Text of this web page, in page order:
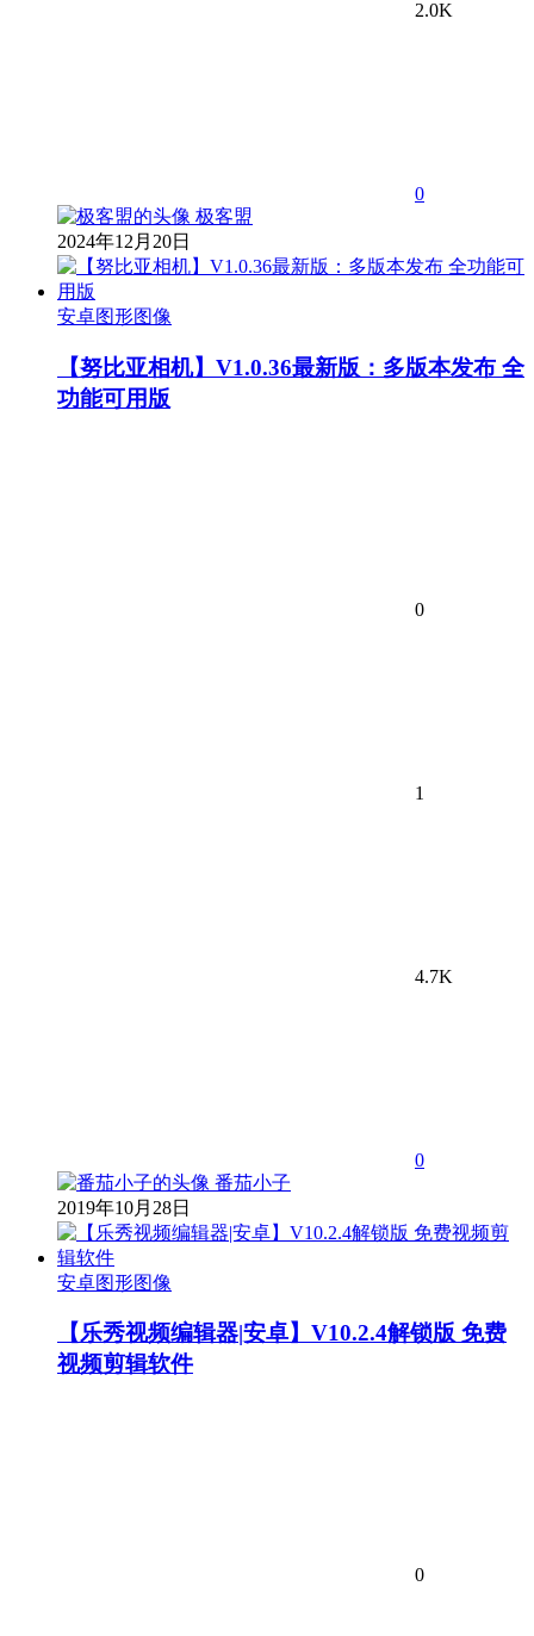
2.0K
0
极客盟
2024年12月20日
安卓图形图像
【努比亚相机】V1.0.36最新版：多版本发布 全
功能可用版
0
1
4.7K
0
番茄小子
2019年10月28日
安卓图形图像
【乐秀视频编辑器|安卓】V10.2.4解锁版 免费
视频剪辑软件
0